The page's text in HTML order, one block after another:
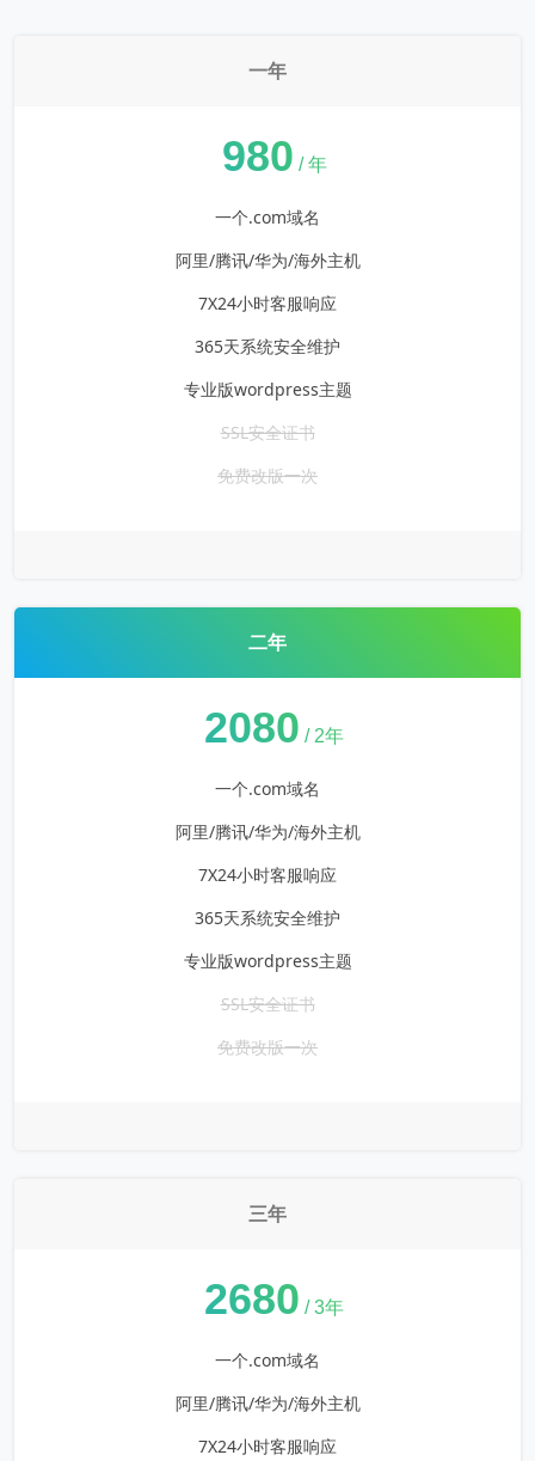
一年
980 / 年
一个.com域名
阿里/腾讯/华为/海外主机
7X24小时客服响应
365天系统安全维护
专业版wordpress主题
SSL安全证书
免费改版一次
二年
2080 / 2年
一个.com域名
阿里/腾讯/华为/海外主机
7X24小时客服响应
365天系统安全维护
专业版wordpress主题
SSL安全证书
免费改版一次
三年
2680 / 3年
一个.com域名
阿里/腾讯/华为/海外主机
7X24小时客服响应